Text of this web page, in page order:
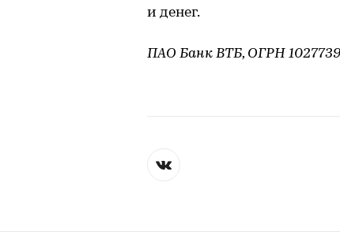
и денег.
ПАО Банк ВТБ, ОГРН